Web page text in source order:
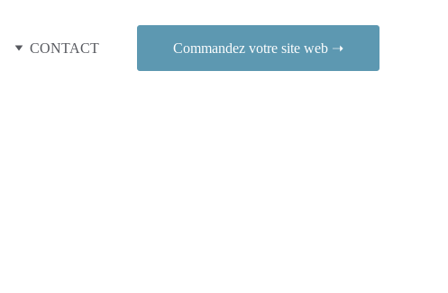
CONTACT Commandez votre site web ➝